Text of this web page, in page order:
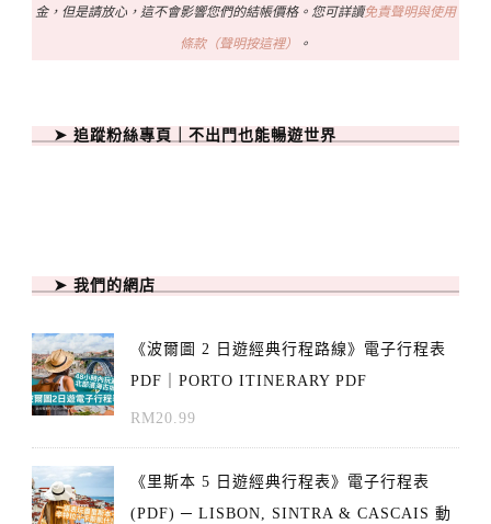
金，但是請放心，這不會影響您們的結帳價格。您可詳讀免責聲明與使用
條款（聲明按這裡） 。
➤ 追蹤粉絲專頁｜不出門也能暢遊世界
➤ 我們的網店
《波爾圖 2 日遊經典行程路線》電子行程表
PDF｜PORTO ITINERARY PDF
RM20.99
《里斯本 5 日遊經典行程表》電子行程表
(PDF) ─ LISBON, SINTRA & CASCAIS 動